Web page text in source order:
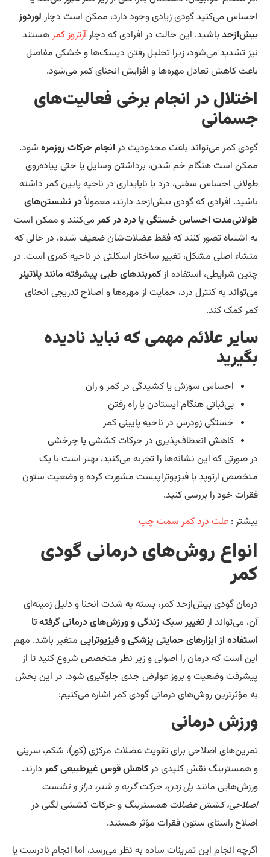
می‌کنید گودی زیادی وجود دارد، ممکن است دچارلوردوز
باشید. این حالت در افرادی که دچارآرتروز کمرهستند
تشدید می‌شود، زیرا تحلیل رفتن دیسک‌ها و خشکی مفاصل
کاهش تعادل مهره‌ها و افزایش انحنای کمر می‌شود.
در انجام برخی فعالیت‌‌های
کمر می‌تواند باعث محدودیت درانجام حرکات روزمرهشود.
است هنگام خم شدن، برداشتن وسایل یا حتی پیاده‌روی
احساس سفتی، درد یا ناپایداری در ناحیه پایین کمر داشته
افرادی که گودی بیش‌ازحد دارند، معمولاًدر نشستن‌های
احساس خستگی یا درد در کمرمی‌کنند و ممکن است
اشتباه تصور کنند که فقط عضلات‌شان ضعیف شده، در حالی که
اصلی مشکل، تغییر ساختار اسکلتی در ناحیه کمری است. در
شرایطی، استفاده ازکمربندهای طبی پیشرفته مانند پلاتینر
به کنترل درد، حمایت از مهره‌ها و اصلاح تدریجی انحنای
کمک کند.
علائم مهمی که نباید نادیده
احساس سوزش یا کشیدگی در کمر و ران
بی‌ثباتی هنگام ایستادن یا راه رفتن
خستگی زودرس در ناحیه پایینی کمر
کاهش انعطاف‌پذیری در حرکات کششی یا چرخشی
صورتی که این نشانه‌ها را تجربه می‌کنید، بهتر است با یک
ارتوپد یا فیزیوتراپیست مشورت کرده و وضعیت ستون
خود را بررسی کنید.
:علت درد کمر سمت چپ
روش‌های درمانی گودی
گودی بیش‌ازحد کمر، بسته به شدت انحنا و دلیل زمینه‌ای
می‌تواند ازتغییر سبک زندگی و ورزش‌های درمانی گرفته تا
از ابزارهای حمایتی پزشکی و فیزیوتراپیمتغیر باشد. مهم
است که درمان را اصولی و زیر نظر متخصص شروع کنید تا از
وضعیت و بروز عوارض جدی جلوگیری شود.در این بخش
مؤثرترین روش‌های درمانی گودی کمر اشاره می‌کنیم:
درمانی
اصلاحی برای تقویت عضلات مرکزی (کور)، شکم، سرینی
نقش کلیدی درکاهش قوس غیرطبیعی کمردارند.
مانندپل زدن، حرکت گربه و شتر، دراز و نشست
کشش عضلات همسترینگو حرکات کششی لگنی در
راستای ستون فقرات مؤثر هستند.
انجام این تمرینات ساده به نظر می‌رسد، اما انجام نادرست یا